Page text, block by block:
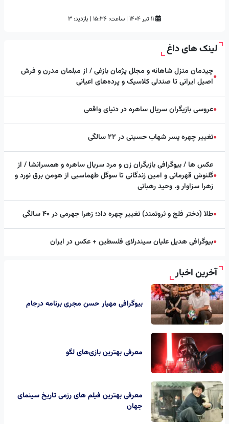
| ساعت: ۱۵:۳۶ | بازدید: 3
لینک های داغ
●چیدمان منزل شاهانه و مجلل پژمان بازغی / از مبلمان مدرن و فرش
اصیل ایرانی تا صندلی کلاسیک و پرده‌های اعیانی
●عروسی بازیگران سریال ساهره در دنیای واقعی
●تغییر چهره پسر شهاب حسینی در ۲۲ سالگی
●
عکس ها / بیوگرافی بازیگران زن و مرد سریال ساهره و همسرانشا / از
گلنوش قهرمانی و امین زندگانی تا سوگل طهماسبی از هومن برق نورد و
زهرا سزاوار و. وحید رهبانی
●طلا (دختر فلج و ثروتمند) تغییر چهره داد؛ زهرا جهرمی در ۴۰ سالگی
●بیوگرافی هدیل علیان سیندرلای فلسطین + عکس در ایران
آخرین اخبار
بیوگرافی مهیار حسن مجری برنامه درجام
معرفی بهترین بازی‌های لگو
معرفی بهترین فیلم های رزمی تاریخ سینمای
جهان